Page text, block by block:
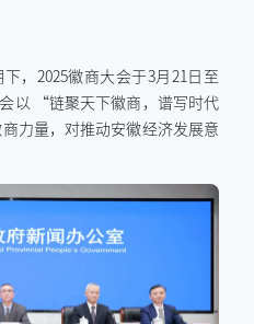
，2025徽商大会于3月21日至
以 “链聚天下徽商，谱写时代
力量，对推动安徽经济发展意